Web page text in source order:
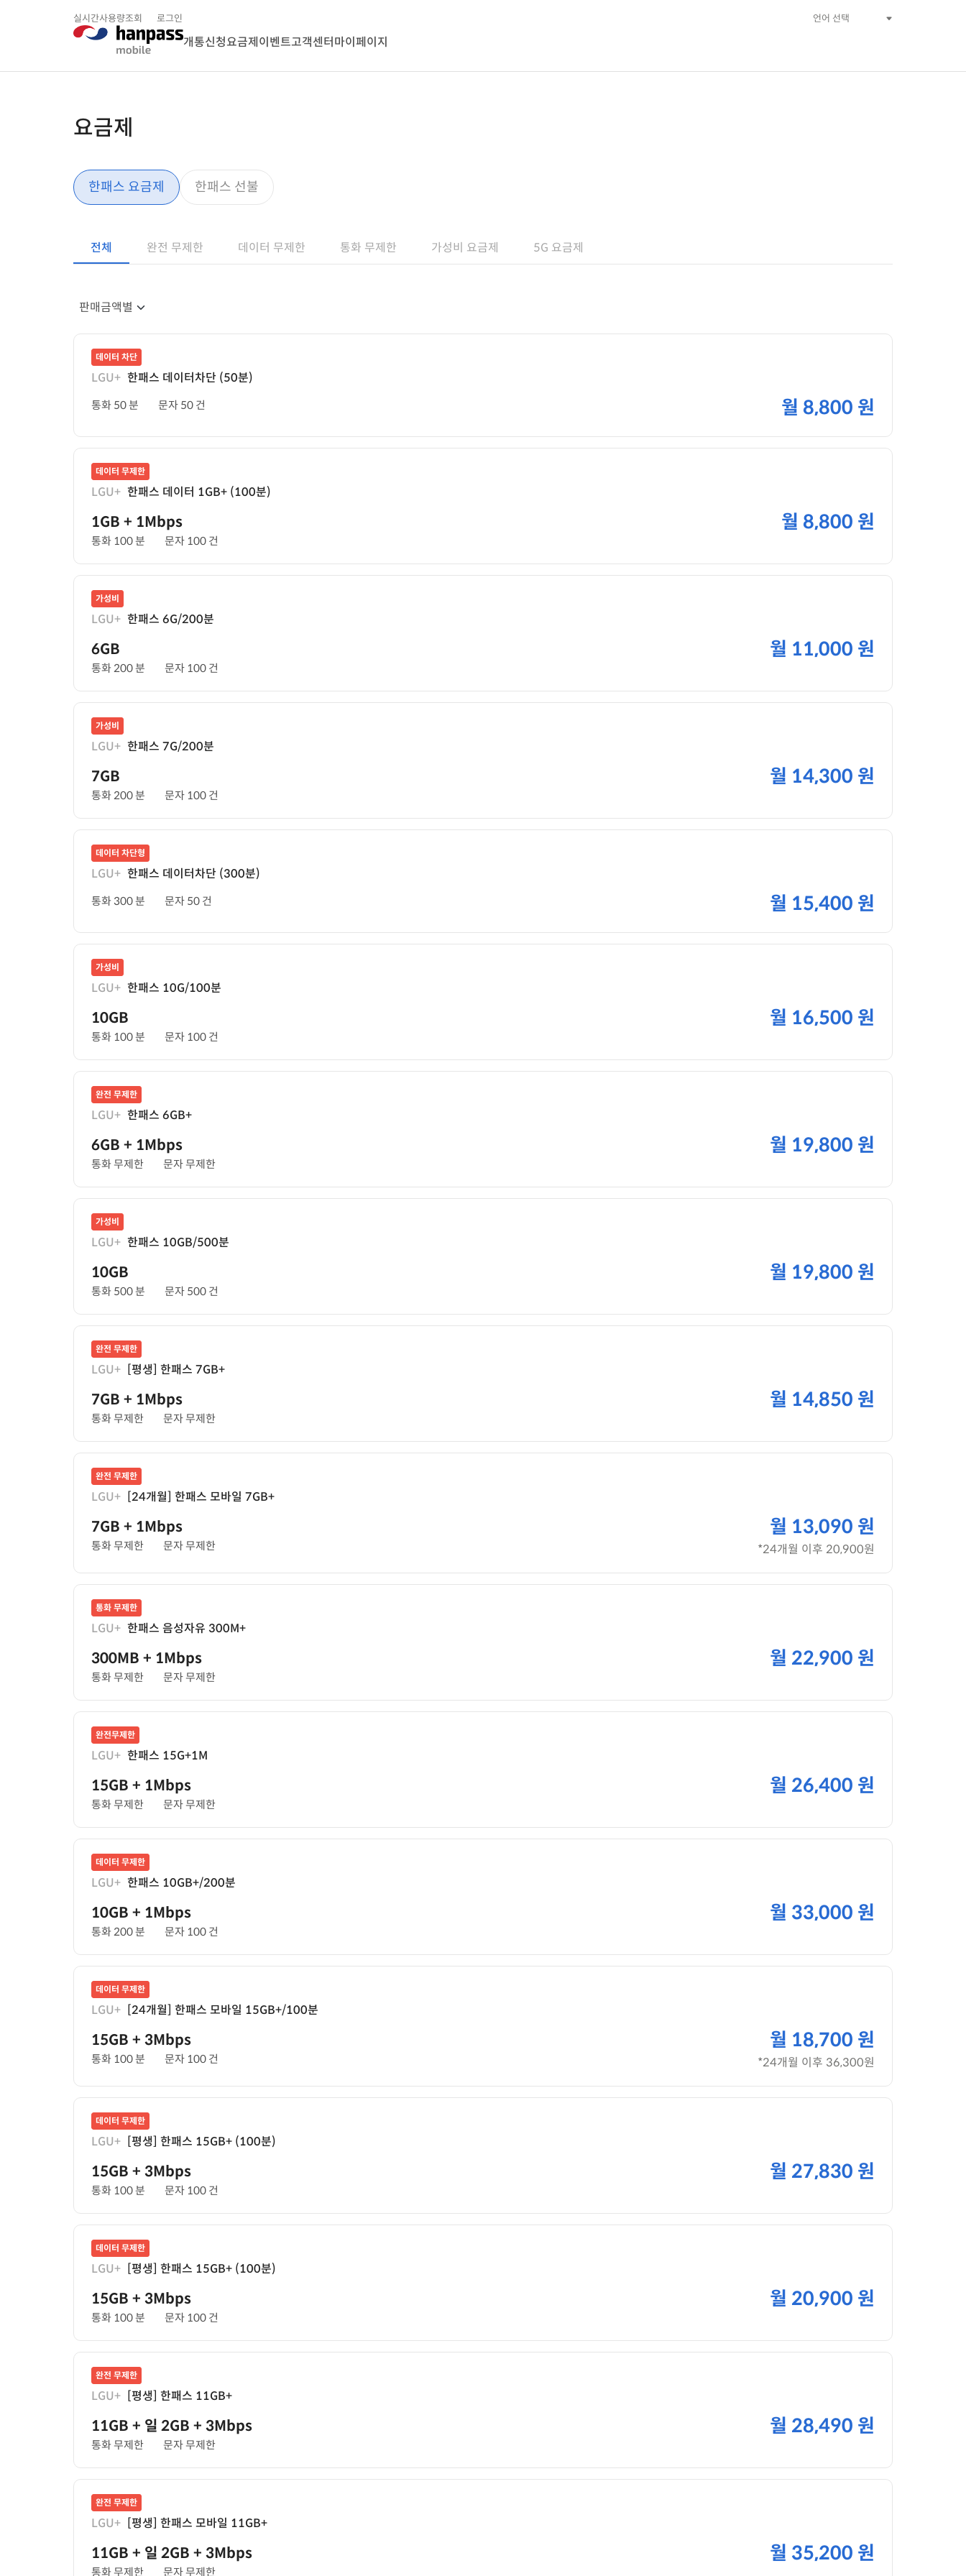
실시간사용량조회 로그인
개통신청요금제 이벤트고객센터마이페이지
요금제
한패스 요금제 한패스 선불
전체 완전 무제한 데이터 무제한 통화 무제한 가성비 요금제 5G 요금제
데이터 차단
LGU+ 한패스 데이터차단 (50분)
통화 50 분 문자 50 건 월 8,800 원
데이터 무제한
LGU+ 한패스 데이터 1GB+ (100분)
1GB + 1Mbps
통화 100 분 문자 100 건
월 8,800 원
가성비
LGU+ 한패스 6G/200분
6GB
통화 200 분 문자 100 건
월 11,000 원
가성비
LGU+ 한패스 7G/200분
7GB
통화 200 분 문자 100 건
월 14,300 원
데이터 차단형
LGU+ 한패스 데이터차단 (300분)
통화 300 분 문자 50 건 월 15,400 원
가성비
LGU+ 한패스 10G/100분
10GB
통화 100 분 문자 100 건
월 16,500 원
완전 무제한
LGU+ 한패스 6GB+
6GB + 1Mbps
통화 무제한 문자 무제한
월 19,800 원
가성비
LGU+ 한패스 10GB/500분
10GB
통화 500 분 문자 500 건
월 19,800 원
완전 무제한
LGU+ [평생] 한패스 7GB+
7GB + 1Mbps
통화 무제한 문자 무제한
월 14,850 원
완전 무제한
LGU+ [24개월] 한패스 모바일 7GB+
7GB + 1Mbps
통화 무제한 문자 무제한
월 13,090 원
*24개월 이후 20,900원
통화 무제한
LGU+ 한패스 음성자유 300M+
300MB + 1Mbps
통화 무제한 문자 무제한
월 22,900 원
완전무제한
LGU+ 한패스 15G+1M
15GB + 1Mbps
통화 무제한 문자 무제한
월 26,400 원
데이터 무제한
LGU+ 한패스 10GB+/200분
10GB + 1Mbps
통화 200 분 문자 100 건
월 33,000 원
데이터 무제한
LGU+ [24개월] 한패스 모바일 15GB+/100분
15GB + 3Mbps
통화 100 분 문자 100 건
월 18,700 원
*24개월 이후 36,300원
데이터 무제한
LGU+ [평생] 한패스 15GB+ (100분)
15GB + 3Mbps
통화 100 분 문자 100 건
월 27,830 원
데이터 무제한
LGU+ [평생] 한패스 15GB+ (100분)
15GB + 3Mbps
통화 100 분 문자 100 건
월 20,900 원
완전 무제한
LGU+ [평생] 한패스 11GB+
11GB + 일 2GB + 3Mbps
통화 무제한 문자 무제한
월 28,490 원
완전 무제한
LGU+ [평생] 한패스 모바일 11GB+
11GB + 일 2GB + 3Mbps
통화 무제한 문자 무제한
월 35,200 원